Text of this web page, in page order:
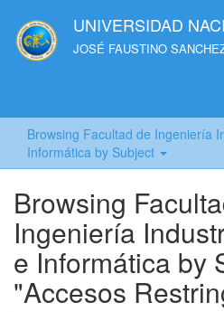
UNIVERSIDAD
JOSÉ FAUSTINO
Browsing Facultad de Ingeniería
Informática by Subject
Browsing
Ingeniería
e Informática by
"Accesos